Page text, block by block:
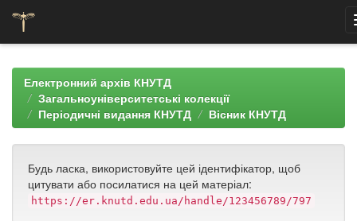
navigationЕлектронний архів КНУТД
Загальноуніверситетські колекції
Періодичні видання КНУТД
Вісник КНУТД
Будь ласка, використовуйте цей ідентифікатор, щоб
цитувати або посилатися на цей матеріал:
https://er.knutd.edu.ua/handle/123456789/797